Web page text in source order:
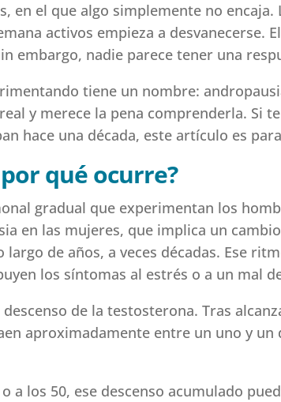
en el que algo simplemente no encaja.
activos empieza a desvanecerse.
embargo, nadie parece tener una
tiene un nombre:
y merece la pena comprenderla. Si
hace una década, este artículo es
qué ocurre?
gradual que experimentan los
en las mujeres, que implica un
de años, a veces décadas. Ese
los síntomas al estrés o a un mal
de la testosterona. Tras
aproximadamente entre un uno y
a los 50, ese descenso acumulado